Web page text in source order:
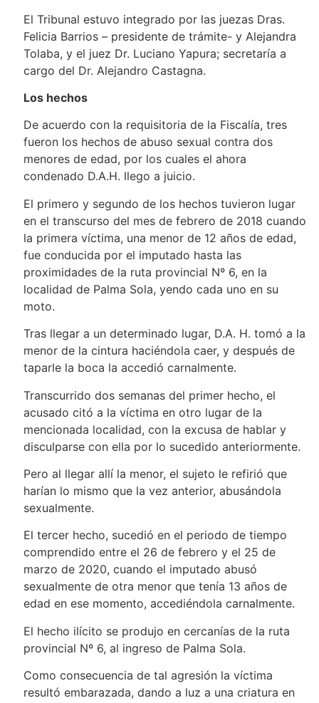
El Tribunal estuvo integrado por las juezas Dras.
Felicia Barrios – presidente de trámite- y Alejandra
Tolaba, y el juez Dr. Luciano Yapura; secretaría a
cargo del Dr. Alejandro Castagna.
Los hechos
De acuerdo con la requisitoria de la Fiscalía, tres
fueron los hechos de abuso sexual contra dos
menores de edad, por los cuales el ahora
condenado D.A.H. llego a juicio.
El primero y segundo de los hechos tuvieron lugar
en el transcurso del mes de febrero de 2018 cuando
la primera víctima, una menor de 12 años de edad,
fue conducida por el imputado hasta las
proximidades de la ruta provincial Nº 6, en la
localidad de Palma Sola, yendo cada uno en su
moto.
Tras llegar a un determinado lugar, D.A. H. tomó a la
menor de la cintura haciéndola caer, y después de
taparle la boca la accedió carnalmente.
Transcurrido dos semanas del primer hecho, el
acusado citó a la víctima en otro lugar de la
mencionada localidad, con la excusa de hablar y
disculparse con ella por lo sucedido anteriormente.
Pero al llegar allí la menor, el sujeto le refirió que
harían lo mismo que la vez anterior, abusándola
sexualmente.
El tercer hecho, sucedió en el periodo de tiempo
comprendido entre el 26 de febrero y el 25 de
marzo de 2020, cuando el imputado abusó
sexualmente de otra menor que tenía 13 años de
edad en ese momento, accediéndola carnalmente.
El hecho ilícito se produjo en cercanías de la ruta
provincial Nº 6, al ingreso de Palma Sola.
Como consecuencia de tal agresión la víctima
resultó embarazada, dando a luz a una criatura en